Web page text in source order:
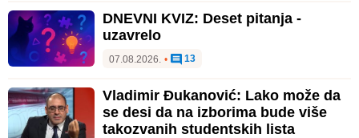
DNEVNI KVIZ: Deset pitanja -
uzavrelo
07.08.2026. • 13
Vladimir Đukanović: Lako može da
se desi da na izborima bude više
takozvanih studentskih lista